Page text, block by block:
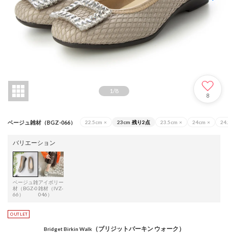
1/8
8
ベージュ雑材（BGZ-066） 22.5cm × 23cm 残り2点 23.5cm × 24cm ×
バリエーション
ベージュ雑
材（BGZ-0
66）
アイボリー
雑材（IVZ-
046）
Bridget Birkin Walk（ブリジットバーキン ウォーク）